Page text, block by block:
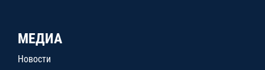
МЕДИА
Новости